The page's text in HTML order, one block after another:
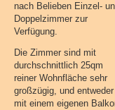
nach Belieben Einzel-
Doppelzimmer zur
Verfügung.
Die Zimmer sind mit
durchschnittlich 25qm
reiner Wohnfläche sehr
großzügig, und entweder
mit einem eigenen